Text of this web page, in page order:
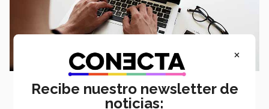
Las finanzas nos ayudan a cumplir nuestros
×
Recibe nuestro newsletter de
noticias: